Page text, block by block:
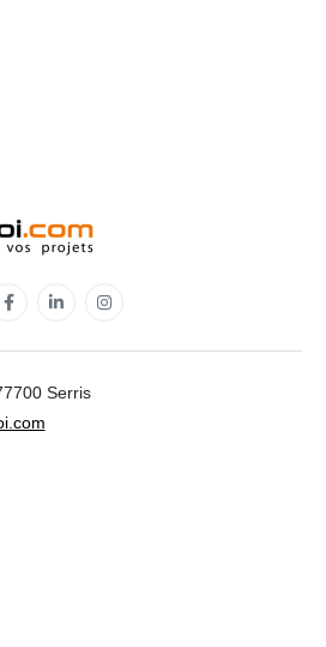
Serris